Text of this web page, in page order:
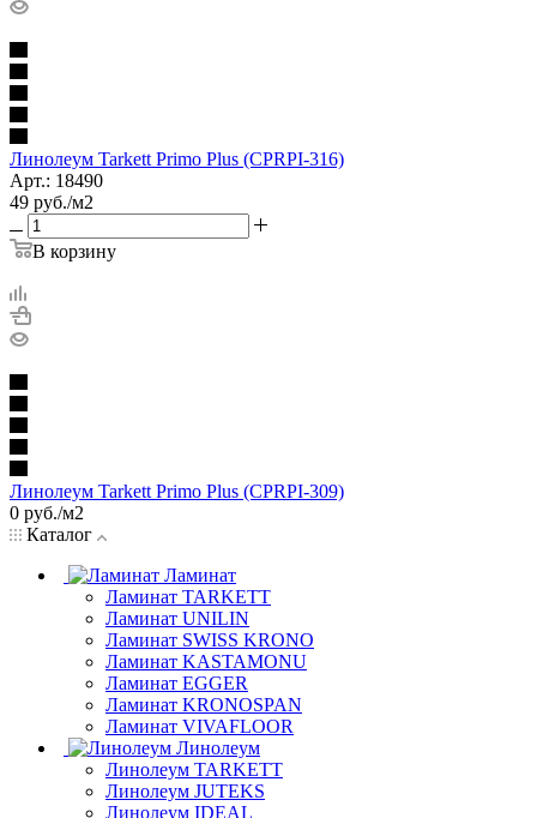
Линолеум Tarkett Primo Plus (CPRPI-316)
Арт.: 18490
49 руб./м2
В корзину
Линолеум Tarkett Primo Plus (CPRPI-309)
0 руб./м2
Каталог
Ламинат
Ламинат TARKETT
Ламинат UNILIN
Ламинат SWISS KRONO
Ламинат KASTAMONU
Ламинат EGGER
Ламинат KRONOSPAN
Ламинат VIVAFLOOR
Линолеум
Линолеум TARKETT
Линолеум JUTEKS
Линолеум IDEAL